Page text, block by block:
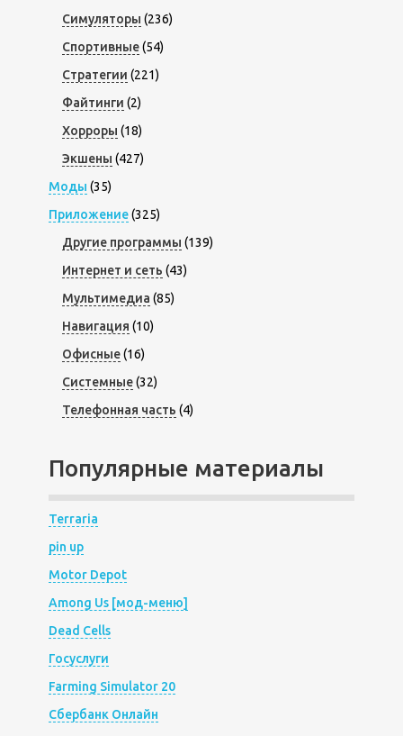
Симуляторы (236)
Спортивные(54)
Стратегии (221)
Файтинги (2)
Хорроры (18)
Экшены (427)
Моды (35)
Приложение(325)
Другие программы (139)
Интернет и сеть (43)
Мультимедиа (85)
Навигация (10)
Офисные(16)
Системные(32)
Телефонная часть (4)
Популярные материалы
Terraria
pin up
Motor Depot
Among Us [мод-меню]
Dead Cells
Госуслуги
Farming Simulator 20
Сбербанк Онлайн